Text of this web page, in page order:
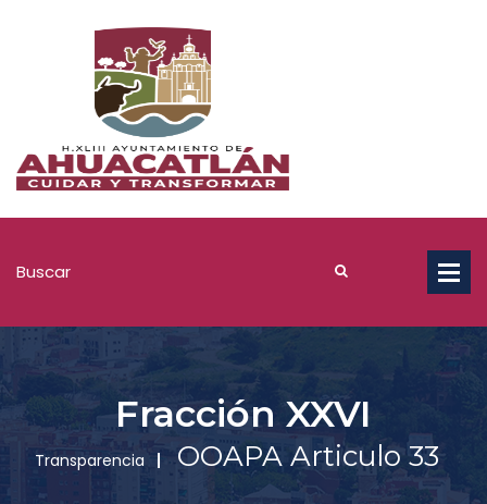
Fracción XXVI
Transparencia OOAPA Articulo 33